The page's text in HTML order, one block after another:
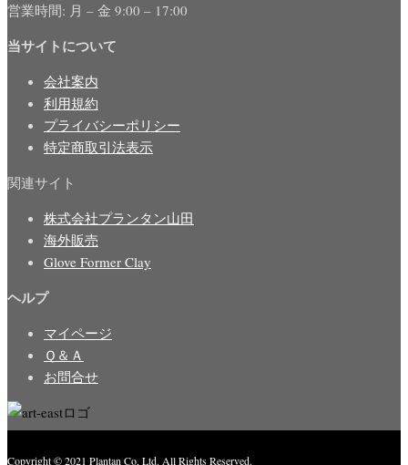
営業時間: 月 – 金 9:00 – 17:00
当サイトについて
会社案内
利用規約
プライバシーポリシー
特定商取引法表示
関連サイト
株式会社プランタン山田
海外販売
Glove Former Clay
ヘルプ
マイページ
Ｑ＆Ａ
お問合せ
Copyright © 2021 Plantan Co, Ltd. All Rights Reserved.